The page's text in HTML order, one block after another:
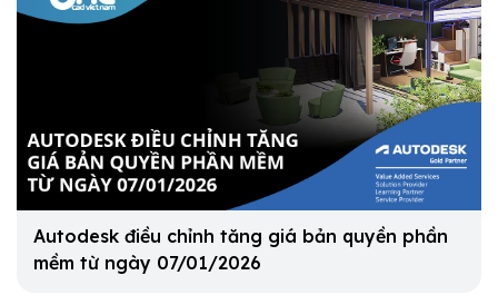
Autodesk điều chỉnh tăng giá bản quyền phần
mềm từ ngày 07/01/2026